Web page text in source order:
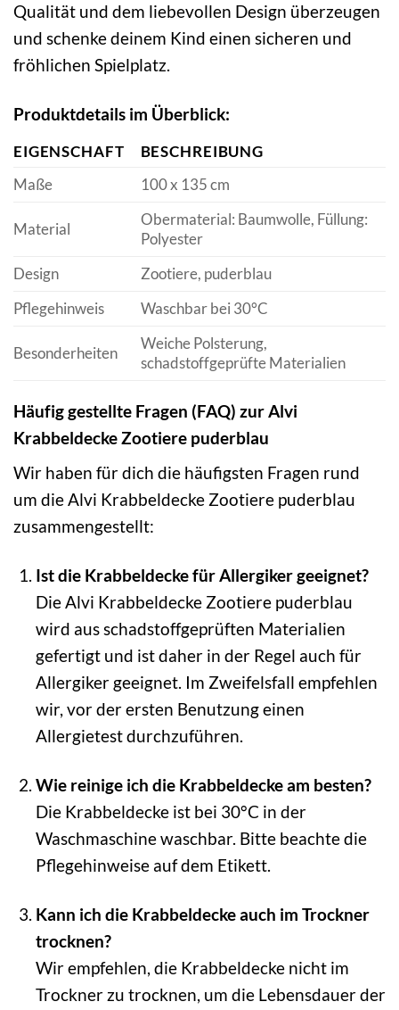
Qualität und dem liebevollen Design überzeugen
und schenke deinem Kind einen sicheren und
fröhlichen Spielplatz.
Produktdetails im Überblick:
EIGENSCHAFT
BESCHREIBUNG
Maße
100 x 135 cm
Material
Obermaterial: Baumwolle, Füllung:
Polyester
Design
Zootiere, puderblau
Pflegehinweis
Waschbar bei 30°C
Besonderheiten
Weiche Polsterung,
schadstoffgeprüfte Materialien
Häufig gestellte Fragen (FAQ) zur Alvi
Krabbeldecke Zootiere puderblau
Wir haben für dich die häufigsten Fragen rund
um die Alvi Krabbeldecke Zootiere puderblau
zusammengestellt:
Ist die Krabbeldecke für Allergiker geeignet?
Die Alvi Krabbeldecke Zootiere puderblau
wird aus schadstoffgeprüften Materialien
gefertigt und ist daher in der Regel auch für
Allergiker geeignet. Im Zweifelsfall empfehlen
wir, vor der ersten Benutzung einen
Allergietest durchzuführen.
Wie reinige ich die Krabbeldecke am besten?
Die Krabbeldecke ist bei 30°C in der
Waschmaschine waschbar. Bitte beachte die
Pflegehinweise auf dem Etikett.
Kann ich die Krabbeldecke auch im Trockner
trocknen?
Wir empfehlen, die Krabbeldecke nicht im
Trockner zu trocknen, um die Lebensdauer der